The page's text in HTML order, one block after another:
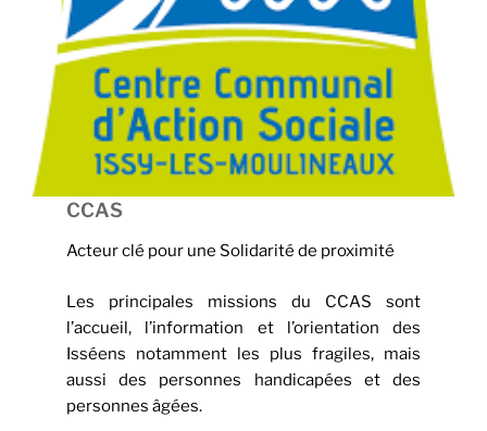
CCAS
Acteur clé pour une Solidarité de proximité
Les principales missions du CCAS sont
l’accueil, l’information et l’orientation des
Isséens notamment les plus fragiles, mais
aussi des personnes handicapées et des
personnes âgées.